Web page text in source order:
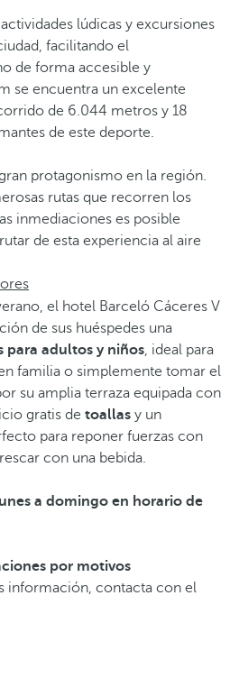
lúdicas y excursiones
facilitando el
de forma accesible y
se encuentra un excelente
de 6.044 metros y 18
de este deporte.
protagonismo en la región.
rutas que recorren los
inmediaciones es posible
de esta experiencia al aire
el hotel Barceló Cáceres V
de sus huéspedes una
para adultos y niños, ideal para
familia o simplemente tomar el
su amplia terraza equipada con
gratis de toallas y un
para reponer fuerzas con
con una bebida.
a domingo en horario de
por motivos
información, contacta con el